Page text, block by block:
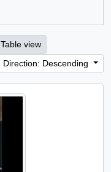
Table view
Direction: Descending